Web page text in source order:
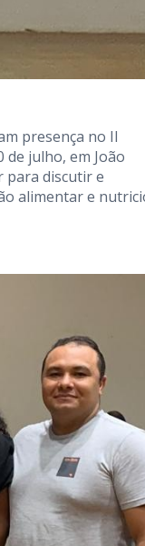
presença no II
de julho, em João
para discutir e
alimentar e